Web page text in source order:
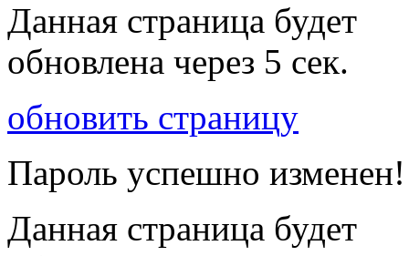
Данная страница будет
обновлена через 5 сек.
обновить страницу
Пароль успешно изменен!
Данная страница будет